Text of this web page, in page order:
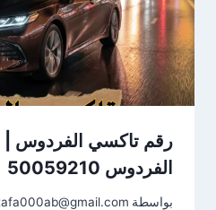
رقم تاكسي الفردوس
الفردوس 50059210
بواسطة